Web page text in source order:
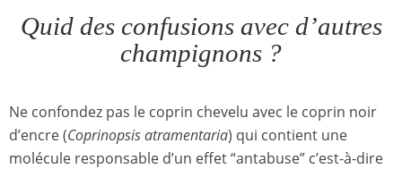
Quid des confusions avec d’autres
champignons ?
Ne confondez pas le coprin chevelu avec le coprin noir
d’encre (Coprinopsis atramentaria) qui contient une
molécule responsable d’un effet “antabuse” c’est-à-dire